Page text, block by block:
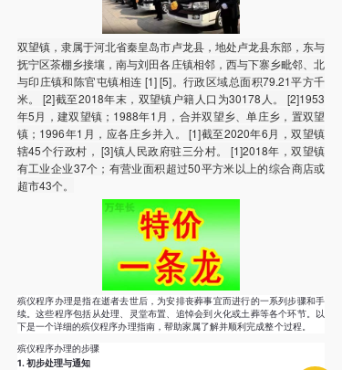
双望镇，隶属于河北省秦皇岛市卢龙县，地处卢龙县东部，东与
抚宁区茶棚乡接壤，南与刘田各庄镇相邻，西与下寨乡毗邻、北
与印庄镇和陈官屯镇相连 [1] [5]。行政区域总面积79.21平方千
米。 [2]截至2018年末，双望镇户籍人口为30178人。 [2]1953
年5月，建双望镇；1988年1月，合并双望乡、单庄乡，置双望
镇；1996年1月，应各庄乡并入。 [1]截至2020年6月，双望镇
辖45个行政村， [3]镇人民政府驻三分村。 [1]2018年，双望镇
有工业企业37个；有营业面积超过50平方米以上的综合商店或
超市43个。
殡仪程序办理是指在逝者去世后，为安排丧葬事宜而进行的一系列步骤和手
续。这些程序包括从处理、灵堂布置、追悼会到火化或土葬等各个环节。以
下是一个详细的殡仪程序办理指南，帮助家属了解并顺利完成整个过程。
殡仪程序办理的步骤
1. 初步处理与通知